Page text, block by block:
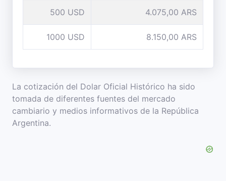
500 USD 4.075,00 ARS
1000 USD 8.150,00 ARS
La cotización del Dolar Oficial Histórico ha sido
tomada de diferentes fuentes del mercado
cambiario y medios informativos de la República
Argentina.